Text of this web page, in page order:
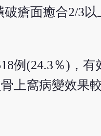
瘡面癒合2/3
例(24.3％)，有
上窩病變效果